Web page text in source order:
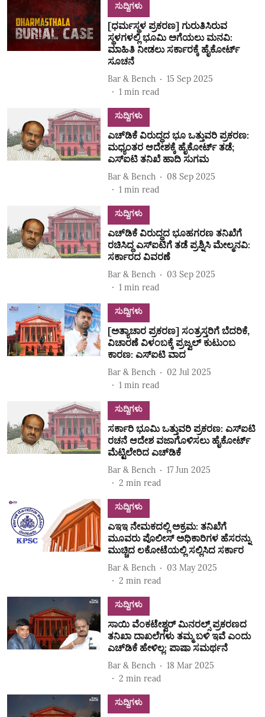
ಸುದ್ದಿಗಳು
[ಧರ್ಮಸ್ಥಳ ಪ್ರಕರಣ] ಗುರುತಿಸಿರುವ
ಸ್ಥಳಗಳಲ್ಲಿ ಭೂಮಿ ಅಗೆಯಲು ಮನವಿ:
ಮಾಹಿತಿ ನೀಡಲು ಸರ್ಕಾರಕ್ಕೆ ಹೈಕೋರ್ಟ್‌
ಸೂಚನೆ
Bar & Bench
15 Sep 2025
1 min read
ಸುದ್ದಿಗಳು
ಎಚ್‌ಡಿಕೆ ವಿರುದ್ಧದ ಭೂ ಒತ್ತುವರಿ ಪ್ರಕರಣ:
ಮಧ್ಯಂತರ ಆದೇಶಕ್ಕೆ ಹೈಕೋರ್ಟ್‌ ತಡೆ;
ಎಸ್‌ಐಟಿ ತನಿಖೆ ಹಾದಿ ಸುಗಮ
Bar & Bench
08 Sep 2025
1 min read
ಸುದ್ದಿಗಳು
ಎಚ್‌ಡಿಕೆ ವಿರುದ್ಧದ ಭೂಹಗರಣ ತನಿಖೆಗೆ
ರಚಿಸಿದ್ದ ಎಸ್‌ಐಟಿಗೆ ತಡೆ ಪ್ರಶ್ನಿಸಿ ಮೇಲ್ಮನವಿ:
ಸರ್ಕಾರದ ವಿವರಣೆ
Bar & Bench
03 Sep 2025
1 min read
ಸುದ್ದಿಗಳು
[ಅತ್ಯಾಚಾರ ಪ್ರಕರಣ] ಸಂತ್ರಸ್ತರಿಗೆ ಬೆದರಿಕೆ,
ವಿಚಾರಣೆ ವಿಳಂಬಕ್ಕೆ ಪ್ರಜ್ವಲ್‌ ಕುಟುಂಬ
ಕಾರಣ: ಎಸ್‌ಐಟಿ ವಾದ
Bar & Bench
02 Jul 2025
1 min read
ಸುದ್ದಿಗಳು
ಸರ್ಕಾರಿ ಭೂಮಿ ಒತ್ತುವರಿ ಪ್ರಕರಣ: ಎಸ್‌ಐಟಿ
ರಚನೆ ಆದೇಶ ವಜಾಗೊಳಿಸಲು ಹೈಕೋರ್ಟ್‌
ಮೆಟ್ಟಿಲೇರಿದ ಎಚ್‌ಡಿಕೆ
Bar & Bench
17 Jun 2025
2 min read
ಸುದ್ದಿಗಳು
ಎಇಇ ನೇಮಕದಲ್ಲಿ ಅಕ್ರಮ: ತನಿಖೆಗೆ
ಮೂವರು ಪೊಲೀಸ್‌ ಅಧಿಕಾರಿಗಳ ಹೆಸರನ್ನು
ಮುಚ್ಚಿದ ಲಕೋಟೆಯಲ್ಲಿ ಸಲ್ಲಿಸಿದ ಸರ್ಕಾರ
Bar & Bench
03 May 2025
2 min read
ಸುದ್ದಿಗಳು
ಸಾಯಿ ವೆಂಕಟೇಶ್ವರ್‌ ಮಿನರಲ್ಸ್‌ ಪ್ರಕರಣದ
ತನಿಖಾ ದಾಖಲೆಗಳು ತಮ್ಮ ಬಳಿ ಇವೆ ಎಂದು
ಎಚ್‌ಡಿಕೆ ಹೇಳಿಲ್ಲ: ಪಾಷಾ ಸಮರ್ಥನೆ
Bar & Bench
18 Mar 2025
2 min read
ಸುದ್ದಿಗಳು